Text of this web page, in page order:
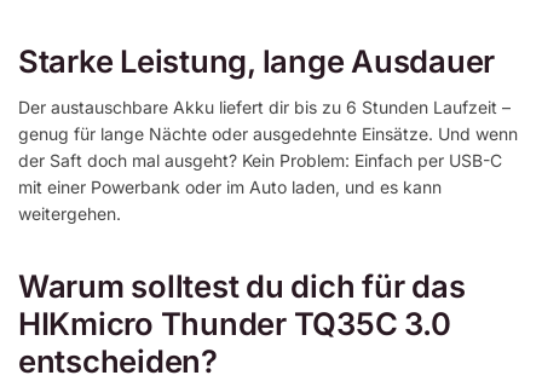
Starke Leistung, lange Ausdauer
Der austauschbare Akku liefert dir bis zu 6 Stunden Laufzeit –
genug für lange Nächte oder ausgedehnte Einsätze. Und wenn
der Saft doch mal ausgeht? Kein Problem: Einfach per USB-C
mit einer Powerbank oder im Auto laden, und es kann
weitergehen.
Warum solltest du dich für das
HIKmicro Thunder TQ35C 3.0
entscheiden?